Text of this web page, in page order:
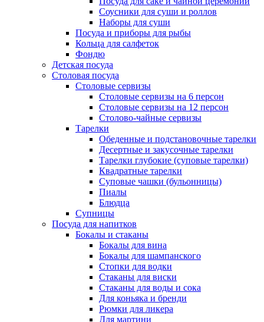
Соусники для суши и роллов
Наборы для суши
Посуда и приборы для рыбы
Кольца для салфеток
Фондю
Детская посуда
Столовая посуда
Столовые сервизы
Столовые сервизы на 6 персон
Столовые сервизы на 12 персон
Столово-чайные сервизы
Тарелки
Обеденные и подстановочные тарелки
Десертные и закусочные тарелки
Тарелки глубокие (суповые тарелки)
Квадратные тарелки
Суповые чашки (бульонницы)
Пиалы
Блюдца
Супницы
Посуда для напитков
Бокалы и стаканы
Бокалы для вина
Бокалы для шампанского
Стопки для водки
Стаканы для виски
Стаканы для воды и сока
Для коньяка и бренди
Рюмки для ликера
Для мартини